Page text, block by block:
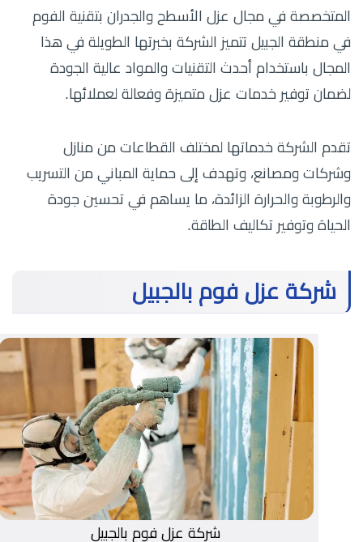
المتخصصة في مجال عزل الأسطح والجدران بتقنية الفوم
في منطقة الجبيل تتميز الشركة بخبرتها الطويلة في هذا
المجال باستخدام أحدث التقنيات والمواد عالية الجودة
لضمان توفير خدمات عزل متميزة وفعالة لعملائها.
تقدم الشركة خدماتها لمختلف القطاعات من منازل
وشركات ومصانع، وتهدف إلى حماية المباني من التسريب
والرطوبة والحرارة الزائدة، ما يساهم في تحسين جودة
الحياة وتوفير تكاليف الطاقة.
شركة عزل فوم بالجبيل
شركة عزل فوم بالجبيل